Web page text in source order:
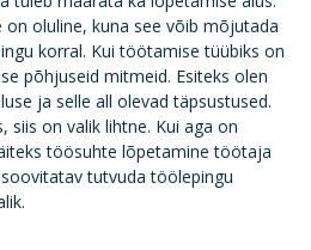
oluline, kuna see võib mõjutada
korral. Kui töötamise tüübiks on
põhjuseid mitmeid. Esiteks olen
ja selle all olevad täpsustused.
siis on valik lihtne. Kui aga on
töösuhte lõpetamine töötaja
tutvuda töölepingu